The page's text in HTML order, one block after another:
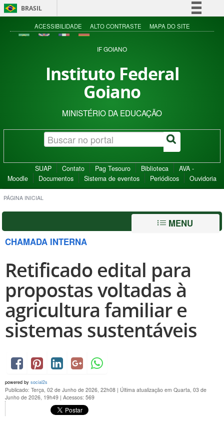
BRASIL
Simplifique!
Acesso à informação
ACESSIBILIDADE ALTO CONTRASTE MAPA DO SITE
IF GOIANO
Instituto Federal
Goiano
MINISTÉRIO DA EDUCAÇÃO
SUAP Contato Pag Tesouro Biblioteca
AVA -
Moodle
Documentos Sistema de eventos Periódicos Ouvidoria
PÁGINA INICIAL
MENU
CHAMADA INTERNA
Retificado edital para
propostas voltadas à
agricultura familiar e
sistemas sustentáveis
powered by social2s
Publicado: Terça, 02 de Junho de 2026, 22h08 | Última atualização em Quarta, 03 de
Junho de 2026, 19h49 | Acessos: 569